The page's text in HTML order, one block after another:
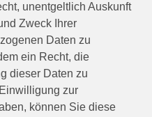
unentgeltlich Auskunft
Zweck Ihrer
Daten zu
ein Recht, die
dieser Daten zu
zur
können Sie diese